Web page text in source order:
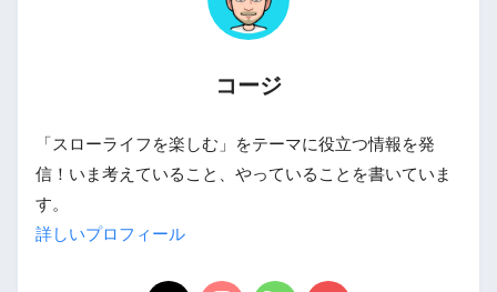
コージ
「スローライフを楽しむ」をテーマに役立つ情報を発
信！いま考えていること、やっていることを書いていま
す。
詳しいプロフィール